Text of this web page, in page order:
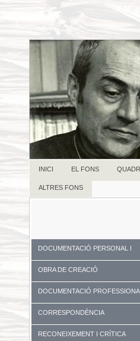
INICI EL FONS
ALTRES FONS
DOCUMENTACIÓ PERSONAL I
FAMILIAR
OBRA DE CREACIÓ
DOCUMENTACIÓ
CORRESPONDÈNCIA
RECONEIXEMENT I CRÍTICA